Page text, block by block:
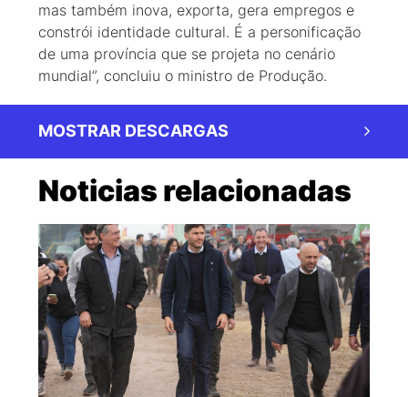
mas também inova, exporta, gera empregos e
constrói identidade cultural. É a personificação
de uma província que se projeta no cenário
mundial”, concluiu o ministro de Produção.
MOSTRAR DESCARGAS
Noticias relacionadas